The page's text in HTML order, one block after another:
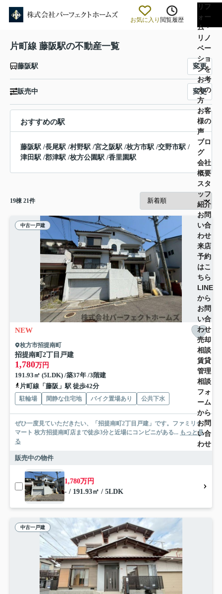
お気に入り 閲覧履歴
リフ
ォー
ム・
リノ
ベー
ショ
ンを
お考
えの
方
お客
様の
声
ブロ
グ
会社
概要
スタ
ッフ
紹介
お問
い合
わせ
来店
予約
はこ
ちら
LINE
から
お問
い合
わせ
売却
相談
賃貸
管理
相談
フォ
ーム
から
お問
い合
わせ
片町線 藤阪駅の不動産一覧
藤阪駅 変更
販売中 変更
おすすめの駅
藤阪駅 /長尾駅 /村野駅 /宮之阪駅 /枚方市駅 /交野市駅 /
津田駅 /郡津駅 /枚方公園駅 /香里園駅
19棟 21件
中古一戸建
NEW
枚方市招提南町
招提南町2丁目戸建
1,780万円
191.93㎡ (5LDK) /築37年 /3階建
片町線「藤阪」駅 徒歩42分
駐輪場 閑静な住宅地 バイク置場あり 公共下水
ぜひ一度見ていただきたい、「招提南町2丁目戸建」です。ファミリー
マート 枚方招提南町店まで徒歩3分と近場にコンビニがある... もっと見
る
販売中の物件
1,780万円
- / 191.93㎡ / 5LDK
中古一戸建